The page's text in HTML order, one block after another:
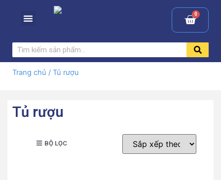
Trang chủ / Tủ rượu
Tủ rượu
BỘ LỌC